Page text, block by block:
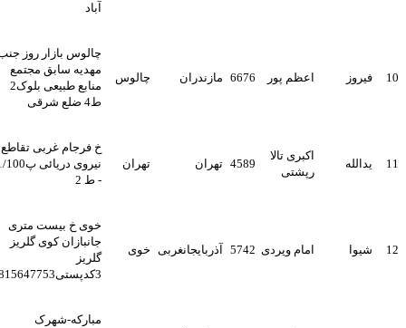
آباد
10 فیروز اعظم پور 6676 مازندران چالوس
چالوس بازار روز جنب
مهدیه سابق مجتمع
منابع طبیعی بلوک2
ط4 ضلع شرقی
11 یدالله
اکبری تالا
رپشتی
4589 تهران تهران
خ فرجام غربی تقاطع
نیروی دریائی پ1/100
- ط 2
12 شیوا امام ویردی 5742 آذربایجانغربی خوی
خوی خ بیست متری
جانبازان کوی گلریز
گلریز
مبارکه-شهرک